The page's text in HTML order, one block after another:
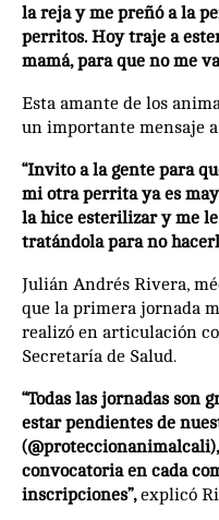
la reja y me preñó a la
perritos. Hoy traje a
mamá, para que no me
Esta amante de los
un importante mensaje
“Invito a la gente para
mi otra perrita ya es
la hice esterilizar y me
tratándola para no
Julián Andrés Rivera,
que la primera jornada
realizó en articulación
Secretaría de Salud.
“Todas las jornadas son
estar pendientes de
convocatoria en cada
inscripciones”,explicó